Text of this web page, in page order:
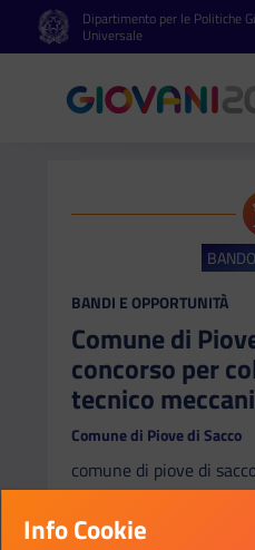
Vai al contenuto principale
Vai al footerDipartimento per le Politiche
Universale
CATEGORIA:
BANDI E OPPORTUNITÀ
Comune di
concorso per
tecnico
Comune di Piove di Sacco
comune di piove di
soli esami, per la
collaboratore tecnico
Info Cookie